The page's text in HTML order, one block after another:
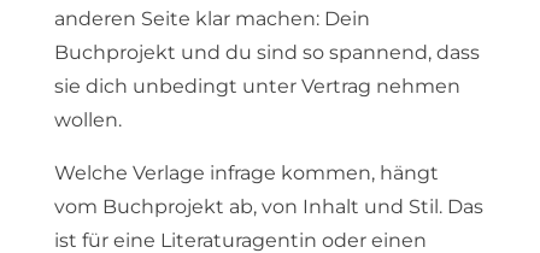
anderen Seite klar machen: Dein
Buchprojekt und du sind so spannend, dass
sie dich unbedingt unter Vertrag nehmen
wollen.
Welche Verlage infrage kommen, hängt
vom Buchprojekt ab, von Inhalt und Stil. Das
ist für eine Literaturagentin oder einen